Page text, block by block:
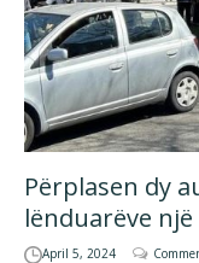
Përplasen dy
lënduarëve
April 5, 2024